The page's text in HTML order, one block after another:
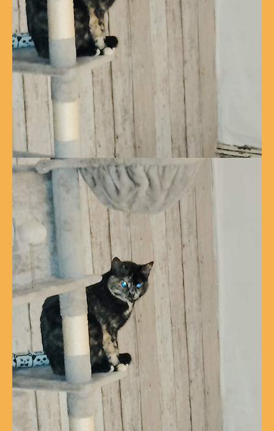
Show larger version